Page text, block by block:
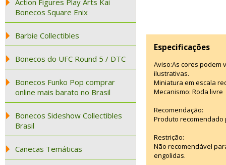
Action Figures Play Arts Kai
Bonecos Square Enix
Barbie Collectibles
Bonecos do UFC Round 5 / DTC
Bonecos Funko Pop comprar
online mais barato no Brasil
Bonecos Sideshow Collectibles
Brasil
Canecas Temáticas
Especificações
Aviso:As cores podem
ilustrativas.
Miniatura em escala
Mecanismo: Roda livre
Recomendação:
Produto recomendado
Restrição:
Não recomendável
engolidas.